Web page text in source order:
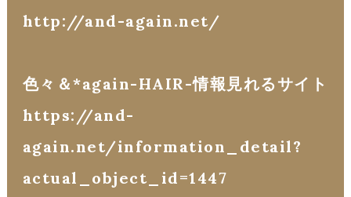
http://and-again.net/
色々＆*again-HAIR-情報見れるサイト
https://and-
again.net/information_detail?
actual_object_id=1447